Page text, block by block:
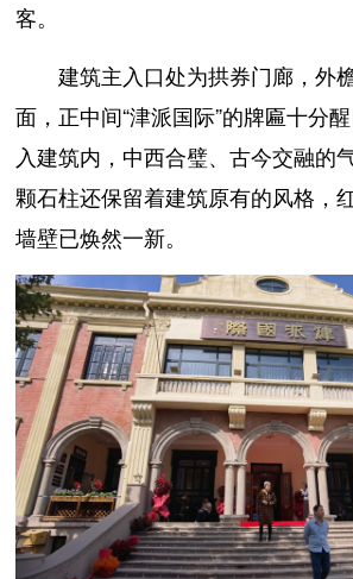
客。
建筑主入口处为拱券门廊，外
面，正中间“津派国际”的牌匾十分
入建筑内，中西合璧、古今交融的
颗石柱还保留着建筑原有的风格，
墙壁已焕然一新。